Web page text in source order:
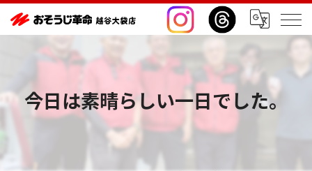
今日は素晴らしい一日でした。